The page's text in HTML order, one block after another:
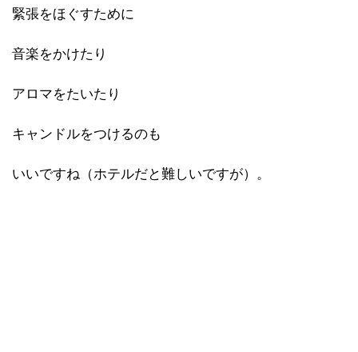
緊張をほぐすために
音楽をかけたり
アロマをたいたり
キャンドルをつけるのも
いいですね（ホテルだと難しいですが）。